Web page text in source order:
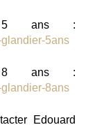
5 ans :
5ans
8 ans :
8ans
Edouard